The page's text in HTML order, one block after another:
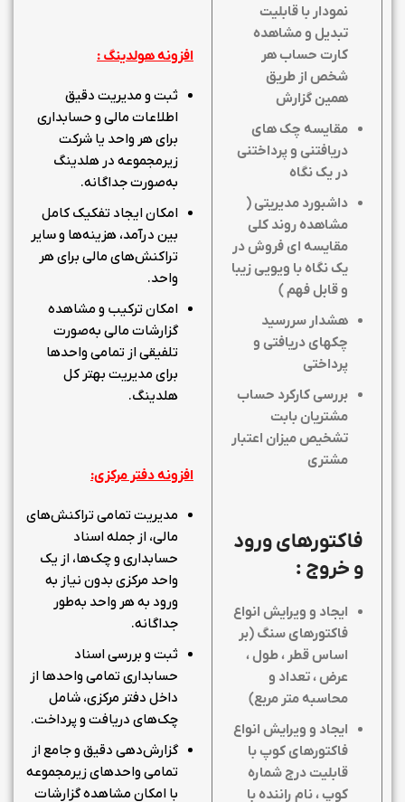
نمودار با قابلیت
تبدیل و مشاهده
کارت حساب هر
شخص از طریق
همین گزارش
مقایسه چک های
دریافتنی و پرداختنی
در یک نگاه
داشبورد مدیریتی (
مشاهده روند کلی
مقایسه ای فروش در
یک نگاه با ویویی زیبا
و قابل فهم )
هشدار سررسید
چکهای دریافتی و
پرداختی
بررسی کارکرد حساب
مشتریان بابت
تشخیص میزان اعتبار
مشتری
فاکتورهای ورود
و خروج :
ایجاد و ویرایش انواع
فاکتورهای سنگ (بر
اساس قطر ، طول ،
عرض ، تعداد و
محاسبه متر مربع)
ایجاد و ویرایش انواع
فاکتورهای کوپ با
قابلیت درج شماره
کوپ ، نام راننده با
افزونه هولدینگ :
ثبت و مدیریت دقیق
اطلاعات مالی و حسابداری
برای هر واحد یا شرکت
زیرمجموعه در هلدینگ
به‌صورت جداگانه.
امکان ایجاد تفکیک کامل
بین درآمد، هزینه‌ها و سایر
تراکنش‌های مالی برای هر
واحد.
امکان ترکیب و مشاهده
گزارشات مالی به‌صورت
تلفیقی از تمامی واحدها
برای مدیریت بهتر کل
هلدینگ.
افزونه دفتر مرکزی:
مدیریت تمامی تراکنش‌های
مالی، از جمله اسناد
حسابداری و چک‌ها، از یک
واحد مرکزی بدون نیاز به
ورود به هر واحد به‌طور
جداگانه.
ثبت و بررسی اسناد
حسابداری تمامی واحدها از
داخل دفتر مرکزی، شامل
چک‌های دریافت و پرداخت.
گزارش‌دهی دقیق و جامع از
تمامی واحدهای زیرمجموعه
با امکان مشاهده گزارشات